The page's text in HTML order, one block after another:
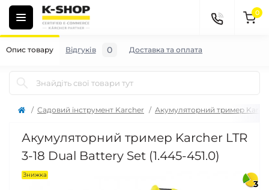
0
Садовий інструмент Karcher Акумуляторний тример
Акумуляторний тример Karcher LTR
3-18 Dual Battery Set (1.445-451.0)
3
Знижка
Опис товару Відгуків 0 Доставка та оплата